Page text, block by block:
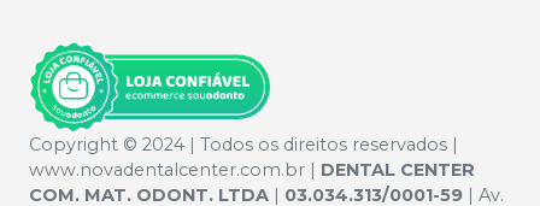
Copyright © 2024 | Todos os direitos reservados |
www.novadentalcenter.com.br | DENTAL CENTER
COM. MAT. ODONT. LTDA | 03.034.313/0001-59 | Av.